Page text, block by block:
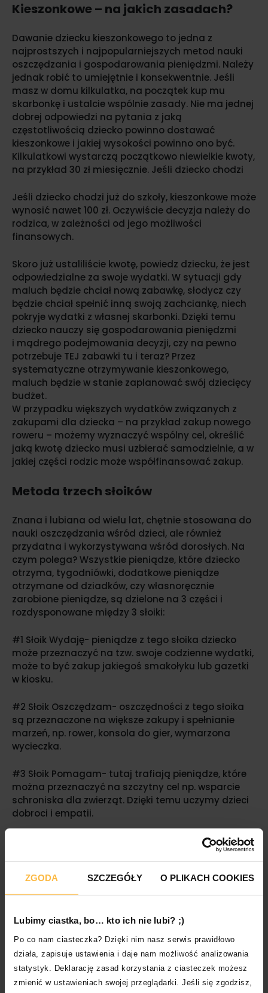
ZGODA SZCZEGÓŁY O PLIKACH COOKIES
Lubimy ciastka, bo… kto ich nie lubi? ;)
Po co nam ciasteczka? Dzięki nim nasz serwis prawidłowo
działa, zapisuje ustawienia i daje nam możliwość analizowania
statystyk. Deklarację zasad korzystania z ciasteczek możesz
zmienić w ustawieniach swojej przeglądarki. Jeśli się zgodzisz,
Kieszonkowe – na jakich zasadach?
Dawanie dziecku kieszonkowego to jedna z
najprostszych i najpopularniejszych metod nauki
oszczędzania i gospodarowania pieniędzmi. Należy
jednak robić to umiejętnie i konsekwentnie. Jeśli
masz w domu kilkulatka, na początek kup mu
skarbonkę i ustalcie wspólnie zasady. Nie ma jednej
dobrej odpowiedzi na pytania z jaką
częstotliwością dziecko powinno dostawać
kieszonkowe i jakiej wysokości powinno ono być.
Kilkulatkowi wystarczą początkowo niewielkie kwoty,
na przykład 30 zł miesięcznie. Jeśli dziecko chodzi
Jeśli dziecko chodzi już do szkoły, kieszonkowe może
wynosić nawet 100 zł. Oczywiście decyzja należy do
rodzica, w zależności od jego możliwości
finansowych.
Skoro już ustaliliście kwotę, powiedz dziecku, że jest
odpowiedzialne za swoje wydatki. W sytuacji gdy
maluch będzie chciał nową zabawkę, słodycz czy
będzie chciał spełnić inną swoją zachciankę, niech
pokryje wydatki z własnej skarbonki. Dzięki temu
dziecko nauczy się gospodarowania pieniędzmi
i mądrego podejmowania decyzji, czy na pewno
potrzebuje TEJ zabawki tu i teraz? Przez
systematyczne otrzymywanie kieszonkowego,
maluch będzie w stanie zaplanować swój dziecięcy
budżet.
W przypadku większych wydatków związanych z
zakupami dla dziecka – na przykład zakup nowego
roweru – możemy wyznaczyć wspólny cel, określić
jaką kwotę dziecko musi uzbierać samodzielnie, a w
jakiej części rodzic może współfinansować zakup.
Metoda trzech słoików
Znana i lubiana od wielu lat, chętnie stosowana do
nauki oszczędzania wśród dzieci, ale również
przydatna i wykorzystywana wśród dorosłych. Na
czym polega? Wszystkie pieniądze, które dziecko
otrzyma, tygodniówki, dodatkowe pieniądze
otrzymane od dziadków, czy własnoręcznie
zarobione pieniądze, są dzielone na 3 części i
rozdysponowane między 3 słoiki:
#1 Słoik Wydaję- pieniądze z tego słoika dziecko
może przeznaczyć na tzw. swoje codzienne wydatki,
może to być zakup jakiegoś smakołyku lub gazetki
w kiosku.
#2 Słoik Oszczędzam- oszczędności z tego słoika
są przeznaczone na większe zakupy i spełnianie
marzeń, np. rower, konsola do gier, wymarzona
wycieczka.
#3 Słoik Pomagam- tutaj trafiają pieniądze, które
można przeznaczyć na szczytny cel np. wsparcie
schroniska dla zwierząt. Dzięki temu uczymy dzieci
dobroci i empatii.
Jeśli mamy w domu starszą pociechę, trzeci słoik
możemy przeznaczyć na inwestycje. Wytłumacz
przyszłości podwoić lub nawet potroić. W jaki
sposób? Niech dziecko wykaże się kreatywnością i
zarobić kolejne. Być może dzięki temu kiedyś
Oszczędzanie a pożyczanie